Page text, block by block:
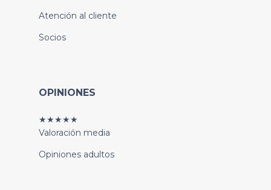
Atención al cliente
Socios
OPINIONES
★★★★★
Valoración media
Opiniones adultos